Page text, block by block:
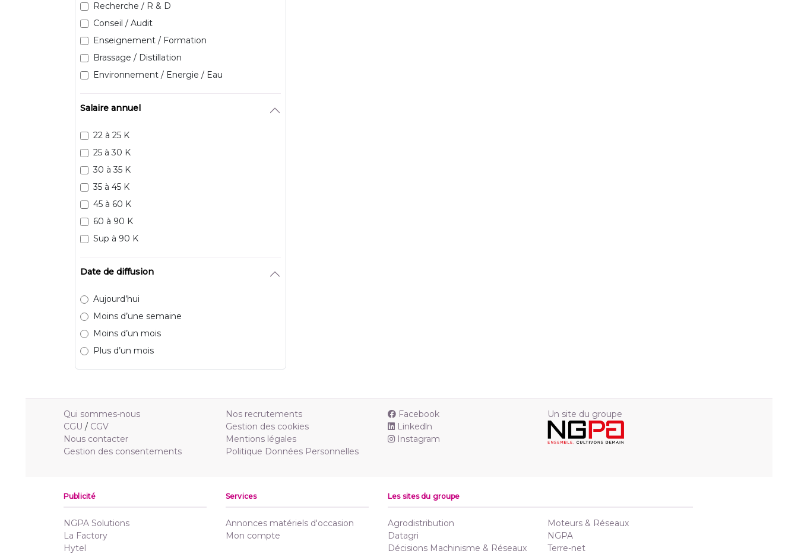
Recherche / R & D
Conseil / Audit
Enseignement / Formation
Brassage / Distillation
Environnement / Energie / Eau
Salaire annuel
22 à 25 K
25 à 30 K
30 à 35 K
35 à 45 K
45 à 60 K
60 à 90 K
Sup à 90 K
Date de diffusion
Aujourd’hui
Moins d’une semaine
Moins d’un mois
Plus d’un mois
Qui sommes-nous
CGU / CGV
Nous contacter
Gestion des consentements
Nos recrutements
Gestion des cookies
Mentions légales
Politique Données Personnelles
Facebook
Linkedln
Instagram
Un site du groupe
Publicité
NGPA Solutions
La Factory
Hytel
Services
Annonces matériels d'occasion
Mon compte
Les sites du groupe
Agrodistribution
Datagri
Décisions Machinisme & Réseaux
Moteurs & Réseaux
NGPA
Terre-net